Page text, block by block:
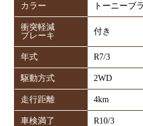
カラー トーニーブ
衝突軽減
ブレーキ
付き
年式 R7/3
駆動方式 2WD
走行距離 4km
車検満了 R10/3